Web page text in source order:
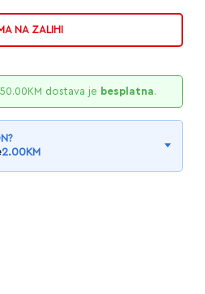
NA ZALIHI
KM dostava je besplatna.
2.00KM